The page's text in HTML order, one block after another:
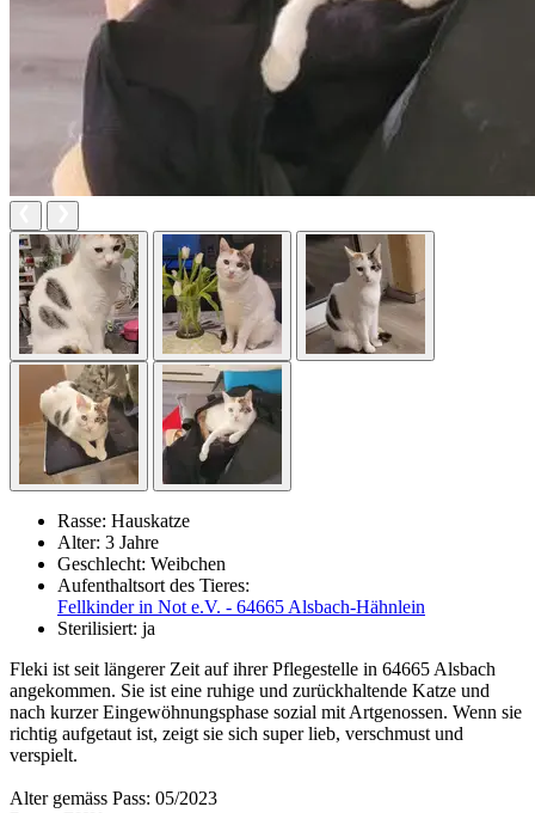
Rasse: Hauskatze
Alter: 3 Jahre
Geschlecht: Weibchen
Aufenthaltsort des Tieres:
Fellkinder in Not e.V. - 64665 Alsbach-Hähnlein
Sterilisiert: ja
Fleki ist seit längerer Zeit auf ihrer Pflegestelle in 64665 Alsbach
angekommen. Sie ist eine ruhige und zurückhaltende Katze und
nach kurzer Eingewöhnungsphase sozial mit Artgenossen. Wenn sie
richtig aufgetaut ist, zeigt sie sich super lieb, verschmust und
verspielt.
Alter gemäss Pass: 05/2023